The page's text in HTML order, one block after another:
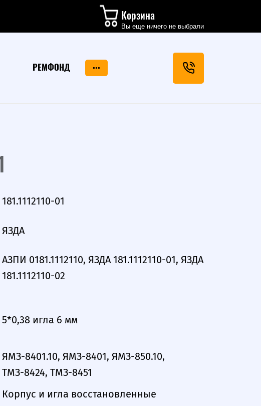
Корзина
Вы еще ничего не выбрали
РЕМФОНД ...
181.1112110-01
ЯЗДА
АЗПИ 0181.1112110, ЯЗДА 181.1112110-01, ЯЗДА
181.1112110-02
5*0,38 игла 6 мм
ЯМЗ-8401.10, ЯМЗ-8401, ЯМЗ-850.10,
ТМЗ-8424, ТМЗ-8451
Корпус и игла восстановленные